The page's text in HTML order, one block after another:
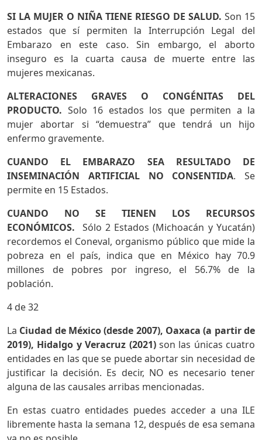
SI LA MUJER O NIÑA TIENE RIESGO DE SALUD. Son 15
estados que sí permiten la Interrupción Legal del
Embarazo en este caso. Sin embargo, el aborto
inseguro es la cuarta causa de muerte entre las
mujeres mexicanas.
ALTERACIONES GRAVES O CONGÉNITAS DEL
PRODUCTO. Solo 16 estados los que permiten a la
mujer abortar si “demuestra” que tendrá un hijo
enfermo gravemente.
CUANDO EL EMBARAZO SEA RESULTADO DE
INSEMINACIÓN ARTIFICIAL NO CONSENTIDA. Se
permite en 15 Estados.
CUANDO NO SE TIENEN LOS RECURSOS
ECONÓMICOS. Sólo 2 Estados (Michoacán y Yucatán)
recordemos el Coneval, organismo público que mide la
pobreza en el país, indica que en México hay 70.9
millones de pobres por ingreso, el 56.7% de la
población.
4 de 32
La Ciudad de México (desde 2007), Oaxaca (a partir de
2019), Hidalgo y Veracruz (2021)son las únicas cuatro
entidades en las que se puede abortar sin necesidad de
justificar la decisión. Es decir, NO es necesario tener
alguna de las causales arribas mencionadas.
En estas cuatro entidades puedes acceder a una ILE
libremente hasta la semana 12, después de esa semana